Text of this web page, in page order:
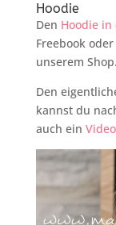
Hoodie
Den Hoodie in
Freebook
unserem Shop.
Den
kannst du
auch ein